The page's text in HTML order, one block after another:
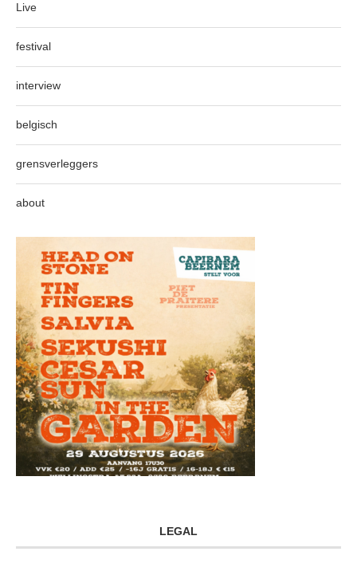
Live
festival
interview
belgisch
grensverleggers
about
LEGAL